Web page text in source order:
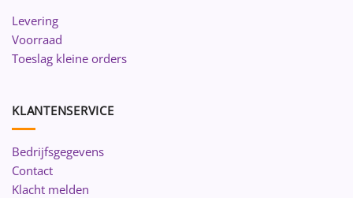
Levering
Voorraad
Toeslag kleine orders
KLANTENSERVICE
Bedrijfsgegevens
Contact
Klacht melden